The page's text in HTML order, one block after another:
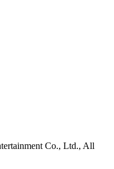
Co., Ltd., All